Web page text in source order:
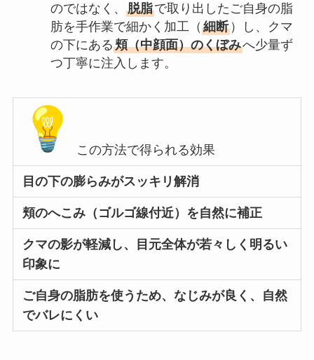
のではなく、 脱脂で取り出したご自身の脂
肪を手作業で細かく加工（ 細断）し、クマ
の下にある頬（中顔面）のくぼみへ少量ず
つ丁寧に注入します。
この方法で得られる効果
目の下の膨らみがスッキリ解消
頬のへこみ（ゴルゴ線付近）を自然に補正
クマの影が軽減し、目元全体が若々しく明るい
印象に
ご自身の脂肪を使うため、なじみが良く、自然
でバレにくい